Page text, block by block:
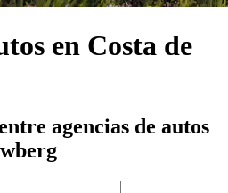
en Costa de
agencias de autos